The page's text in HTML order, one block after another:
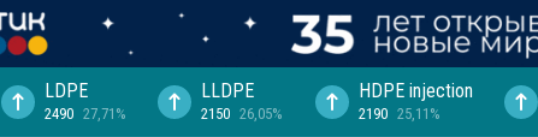
LDPE
2490 27,71%
LLDPE
2150 26,05%
HDPE injection
2190 25,11%